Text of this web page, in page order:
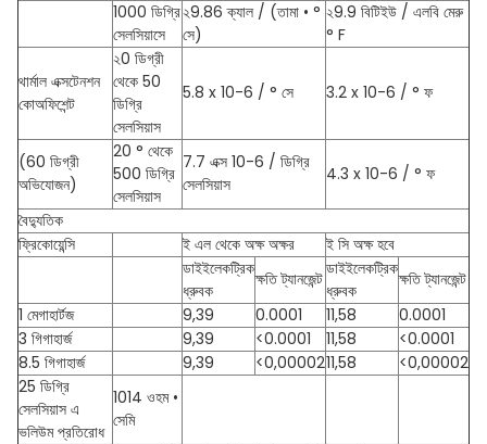
1000 ডিগ্রি
সেলসিয়াসে
২9.86 ক্যাল / (তামা • °
সে)
২9.9 বিটিইউ / এলবি মেরু
° F
থার্মাল এক্সটেনশন
কোঅফিশেন্ট
২0 ডিগ্রী
থেকে 50
ডিগ্রি
সেলসিয়াস
5.8 x 10-6 / ° সে 3.2 x 10-6 / ° ফ
(60 ডিগ্রী
অভিযোজন)
20 ° থেকে
500 ডিগ্রি
সেলসিয়াস
7.7 এক্স 10-6 / ডিগ্রি
সেলসিয়াস
4.3 x 10-6 / ° ফ
বৈদ্যুতিক
ফ্রিকোয়েন্সি
ই এল থেকে অক্ষ অক্ষর
ই সি অক্ষ হবে
ডাইইলেকট্রিক
ধ্রুবক
ক্ষতি ট্যানজেন্টডাইইলেকট্রিক
ধ্রুবক
ক্ষতি ট্যানজেন্ট
1 মেগাহার্টজ
9,39 0.0001 11,58
0.0001
3 গিগাহার্জ
9,39 <0.0001 11,58
<0.0001
8.5 গিগাহার্জ
9,39 <0,0000211,58
<0,00002
25 ডিগ্রি
সেলসিয়াস এ
ভলিউম প্রতিরোধ
1014 ওহম •
সেমি